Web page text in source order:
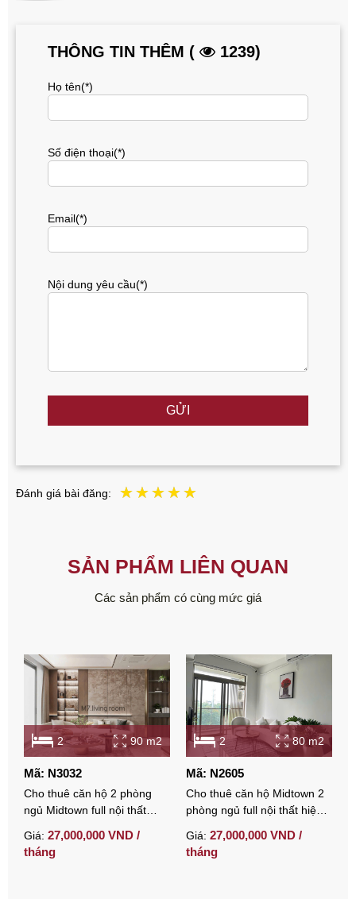
THÔNG TIN THÊM ( 1239)
Họ tên(*)
Số điện thoại(*)
Email(*)
Nội dung yêu cầu(*)
GỬI
Đánh giá bài đăng:
SẢN PHẨM LIÊN QUAN
Các sản phẩm có cùng mức giá
2 90 m2
Mã: N3032
Cho thuê căn hộ 2 phòng
ngủ Midtown full nội thất
Giá: 27,000,000 VND /
tháng
2 80 m2
Mã: N2605
Cho thuê căn hộ Midtown 2
phòng ngủ full nội thất hiện
Hưng
Giá: 27,000,000 VND /
tháng